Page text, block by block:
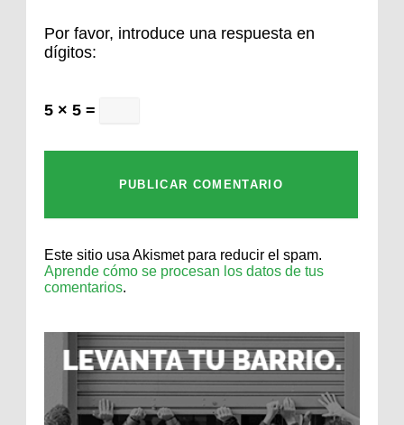
Por favor, introduce una respuesta en
dígitos:
5 × 5 =
Este sitio usa Akismet para reducir el spam.
Aprende cómo se procesan los datos de tus
comentarios.